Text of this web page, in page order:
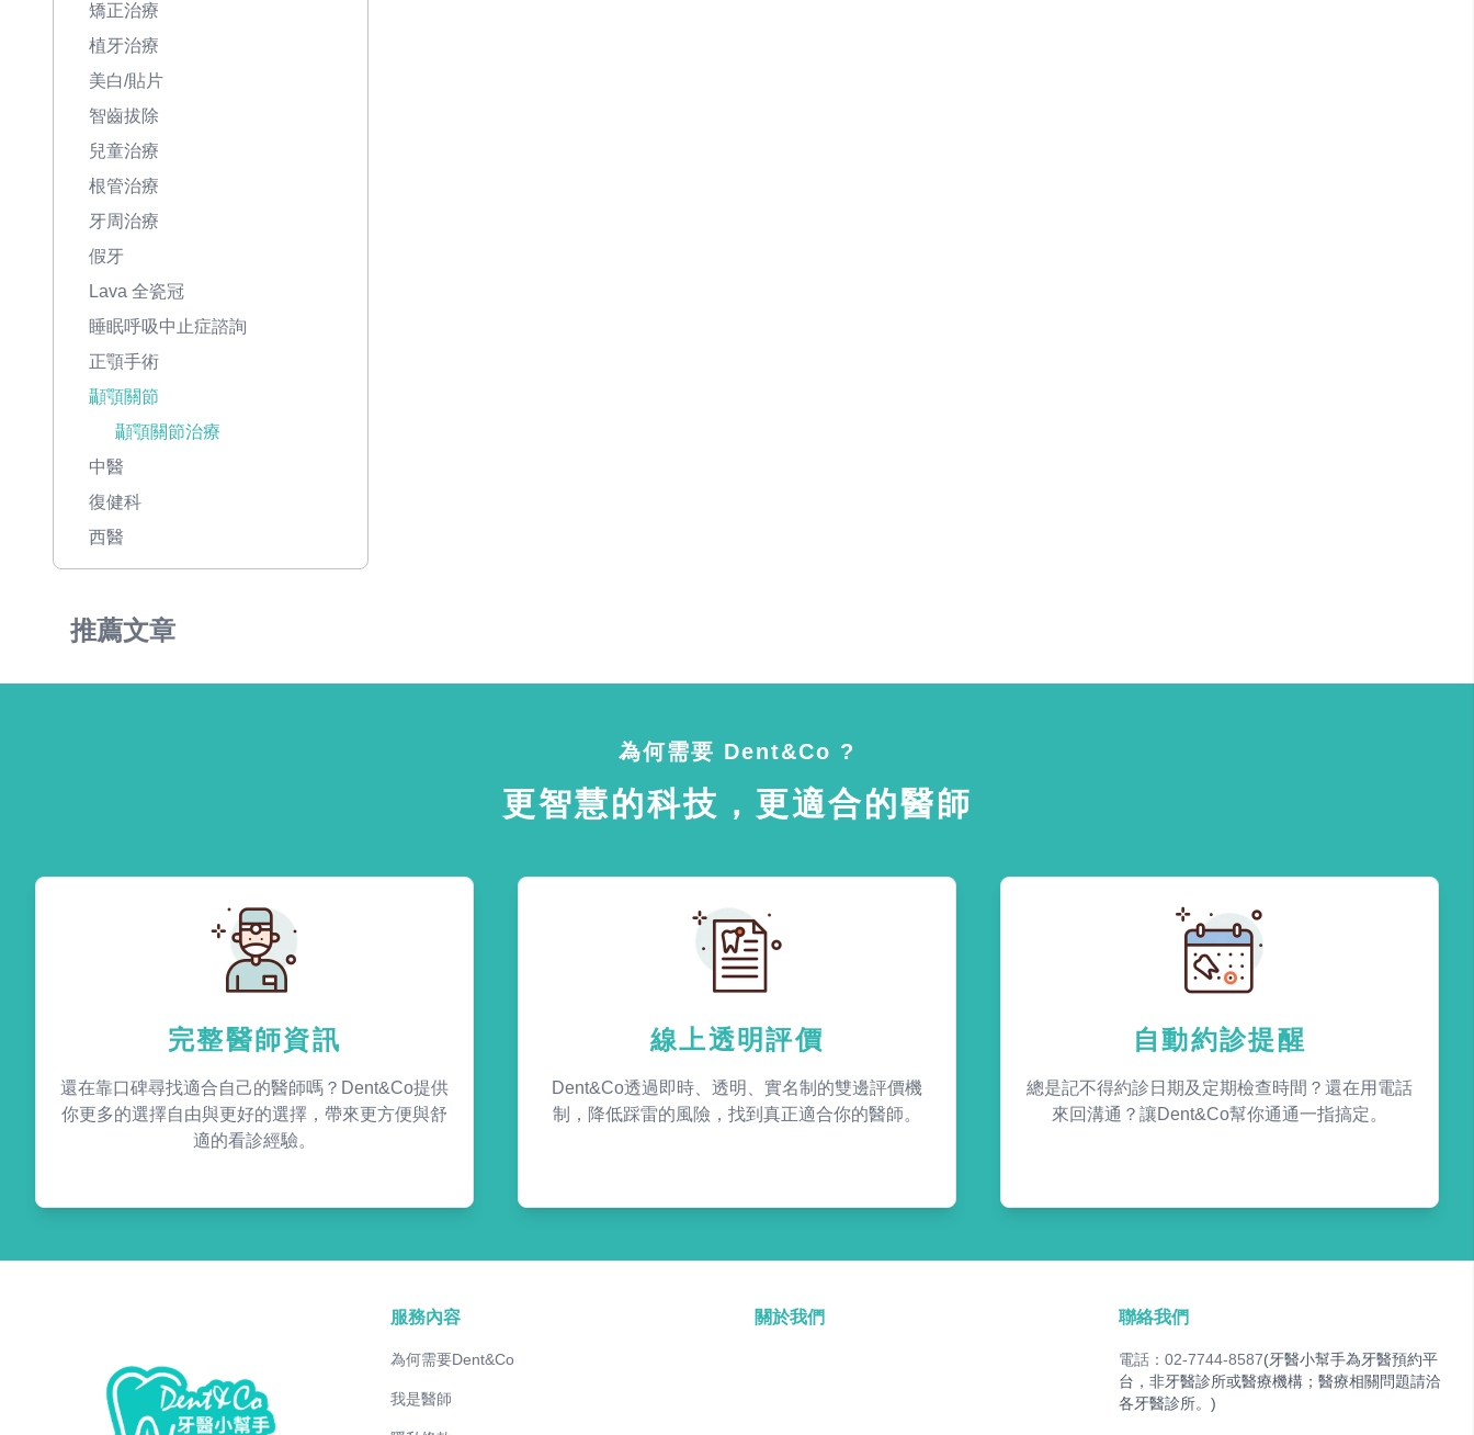
矯正治療
植牙治療
美白/貼片
智齒拔除
兒童治療
根管治療
牙周治療
假牙
Lava 全瓷冠
睡眠呼吸中止症諮詢
正顎手術
顳顎關節
顳顎關節治療
中醫
復健科
西醫
推薦文章
為何需要 Dent&Co ?
更智慧的科技，更適合的醫師
完整醫師資訊
還在靠口碑尋找適合自己的醫師嗎？Dent&Co提供
你更多的選擇自由與更好的選擇，帶來更方便與舒
適的看診經驗。
線上透明評價
Dent&Co透過即時、透明、實名制的雙邊評價機
制，降低踩雷的風險，找到真正適合你的醫師。
自動約診提醒
總是記不得約診日期及定期檢查時間？還在用電話
來回溝通？讓Dent&Co幫你通通一指搞定。
服務內容
為何需要Dent&Co
我是醫師
關於我們 聯絡我們
電話：02-7744-8587(牙醫小幫手為牙醫預約平
台，非牙醫診所或醫療機構；醫療相關問題請洽
各牙醫診所。)